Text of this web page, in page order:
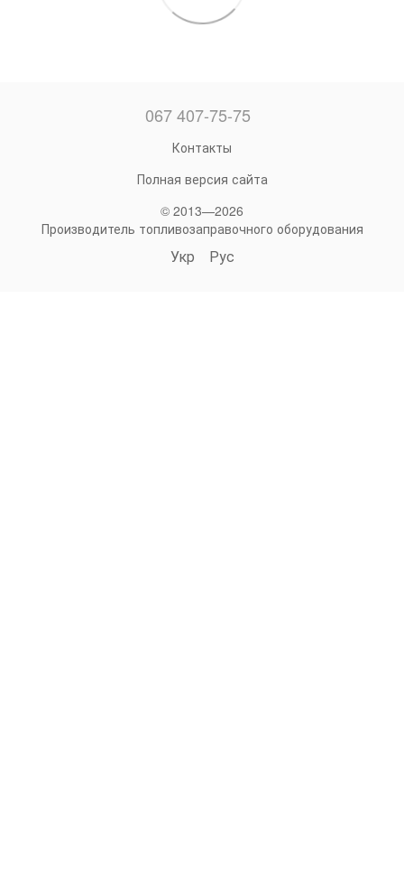
067 407-75-75
Контакты
Полная версия сайта
© 2013—2026
Производитель топливозаправочного оборудования
Укр Рус